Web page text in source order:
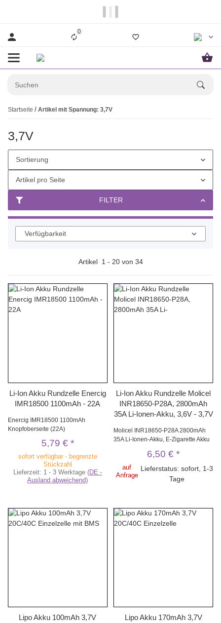
Bestellungen bis 14.00Uhr werden
0
Startseite Artikel mit Spannung: 3,7V
3,7V
FILTER
Sortierung
Artikel pro Seite
Verfügbarkeit
Artikel 1 - 20von 34
Li-Ion Akku Rundzelle Enercig
IMR18500 1100mAh - 22A
Enercig IMR18500 1100mAh
Knopfoberseite (22A)
5,79 € *
sofort verfügbar - begrenzte
Stückzahl
Lieferzeit: 1 - 3 Werktage (DE -
Ausland abweichend)
Li-Ion Akku Rundzelle Molicel
INR18650-P28A, 2800mAh
35A Li-Ionen-Akku, 3,6V - 3,7V
Molicel INR18650-P28A 2800mAh
35A Li-Ionen-Akku, E-Zigarette Akku
6,50 €*
auf
Anfrage
Lieferstatus: sofort, 1-3
Tage
Lipo Akku 100mAh 3,7V
Lipo Akku 170mAh 3,7V